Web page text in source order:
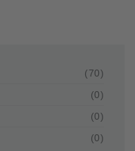
(70)
(0)
(0)
(0)